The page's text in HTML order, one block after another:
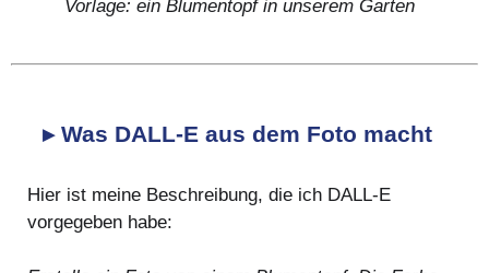
Vorlage: ein Blumentopf in unserem Garten
▸ Was DALL-E aus dem Foto macht
Hier ist meine Beschreibung, die ich DALL-E
vorgegeben habe: